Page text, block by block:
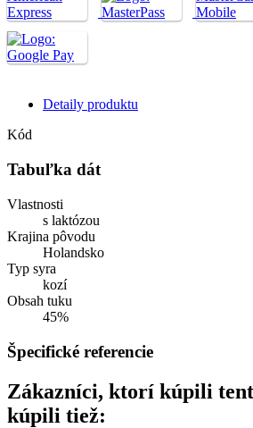
Detaily produktu
Kód
Tabuľka dát
Vlastnosti
s laktózou
Krajina pôvodu
Holandsko
Typ syra
kozí
Obsah tuku
45%
Špecifické referencie
Zákazníci, ktorí kúpili
kúpili tiež: